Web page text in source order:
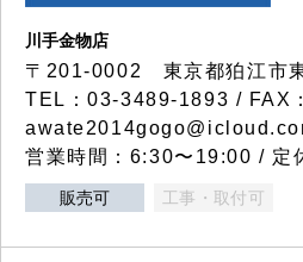
川手金物店
〒201-0002 東京都狛江市
TEL：03-3489-1893 / FAX
営業時間：6:30〜19:00 / 定
販売可 工事・取付可